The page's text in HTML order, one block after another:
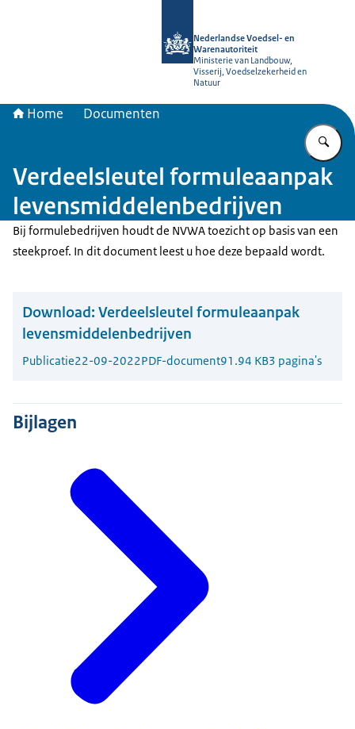
Nederlandse Voedsel- en
Warenautoriteit
Ministerie van Landbouw,
Visserij, Voedselzekerheid en
Natuur
Home Documenten
Verdeelsleutel formuleaanpak
levensmiddelenbedrijven
Bij formulebedrijven houdt de NVWA toezicht op basis van een
steekproef. In dit document leest u hoe deze bepaald wordt.
Download: Verdeelsleutel formuleaanpak
levensmiddelenbedrijven
Publicatie22-09-2022PDF-document91.94 KB3 pagina's
Bijlagen